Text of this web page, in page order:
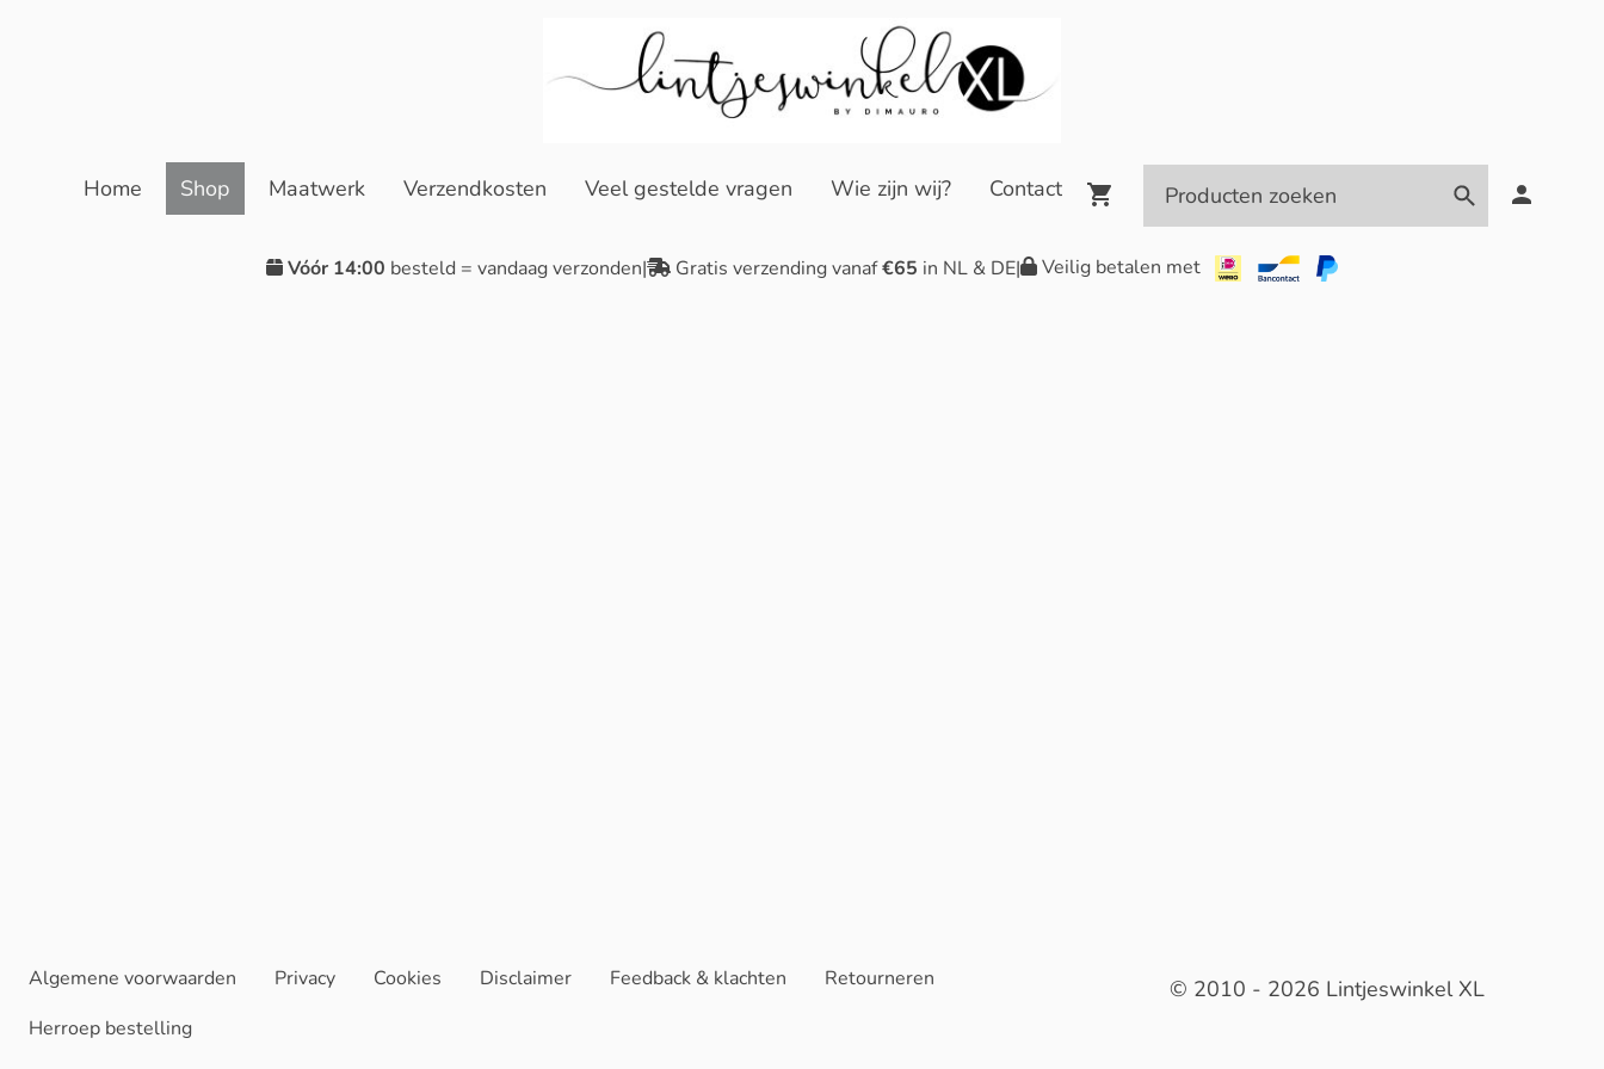
Home Shop Maatwerk Verzendkosten Veel gestelde vragen Wie zijn wij? Contact
Vóór 14:00 besteld = vandaag verzonden| Gratis verzending vanaf€65 in NL & DE| Veilig betalen met
Algemene voorwaarden Privacy Cookies Disclaimer Feedback & klachten
Retourneren
Herroep bestelling
© 2010 - 2026 Lintjeswinkel XL